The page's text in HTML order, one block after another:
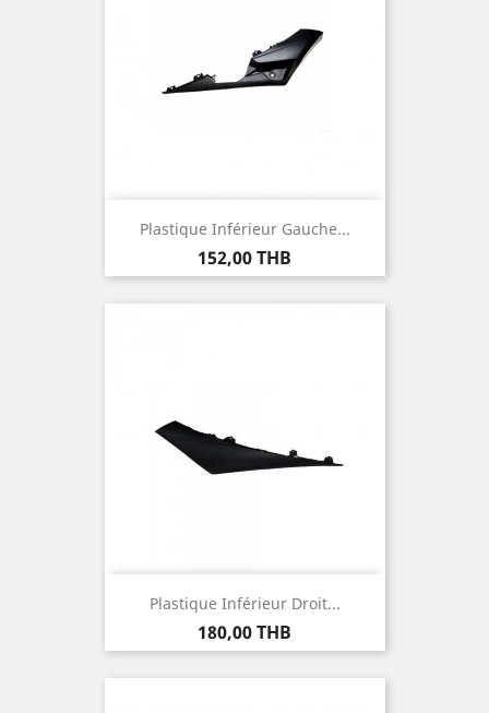
Plastique Inférieur Gauche...
Prix
152,00 THB
Plastique Inférieur Droit...
Prix
180,00 THB